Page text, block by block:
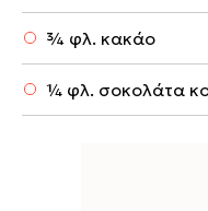
¾ φλ. κακάο
¼ φλ. σοκολάτα